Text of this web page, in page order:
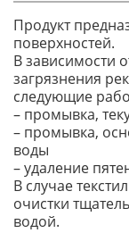
Продукт
поверхностей.
В зависимости
загрязнения
следующие
– промывка,
– промывка,
воды
– удаление
В случае
очистки
водой.